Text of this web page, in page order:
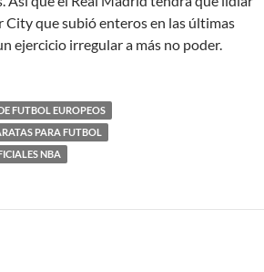
que subió enteros en las últimas
ejercicio irregular a más no poder.
FUTBOL EUROPEOS
PARA FUTBOL
NBA